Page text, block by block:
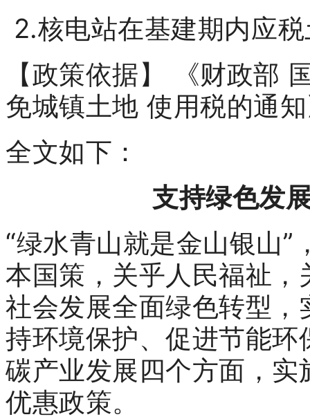
2.核电站在基建期内应
【政策依据】 《财政部
免城镇土地 使用税的通
全文如下：
支持绿色发
“绿水青山就是金山银山
本国策，关乎人民福祉
社会发展全面绿色转型
持环境保护、促进节能
碳产业发展四个方面，
优惠政策。